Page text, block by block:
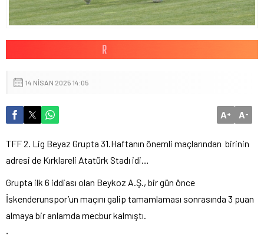
14 NISAN 2025 14:05
A+ A-
TFF 2. Lig Beyaz Grupta 31.Haftanın önemli maçlarından birinin
adresi de Kırklareli Atatürk Stadı idi…
Grupta ilk 6 iddiası olan Beykoz A.Ş., bir gün önce
İskenderunspor’un maçını galip tamamlaması sonrasında 3 puan
almaya bir anlamda mecbur kalmıştı.